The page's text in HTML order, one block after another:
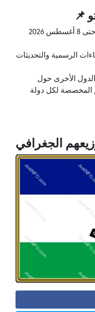
📌
حتى 8 أغسطس 2026
الرسمية والتحديثات
الأخرى حول
المخصصة لكل دولة
الجغرافي